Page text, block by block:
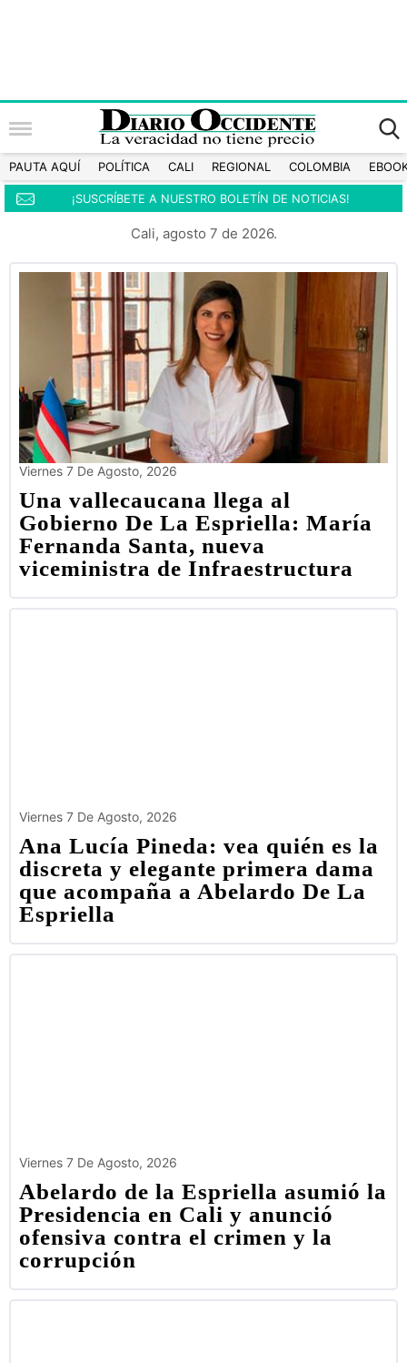
PAUTA AQUÍ POLÍTICA CALI REGIONAL COLOMBIA
¡SUSCRÍBETE A NUESTRO BOLETÍN DE NOTICIAS!
Cali, agosto 7 de 2026.
Viernes 7 De Agosto, 2026
Una vallecaucana llega al
Gobierno De La Espriella: María
Fernanda Santa, nueva
viceministra de Infraestructura
Viernes 7 De Agosto, 2026
Ana Lucía Pineda: vea quién es la
discreta y elegante primera dama
que acompaña a Abelardo De La
Espriella
Viernes 7 De Agosto, 2026
Abelardo de la Espriella asumió la
Presidencia en Cali y anunció
ofensiva contra el crimen y la
corrupción